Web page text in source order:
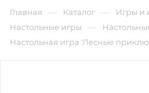
Главная — Каталог — Игры и
Настольные игры —
Настольная игра 'Лесные